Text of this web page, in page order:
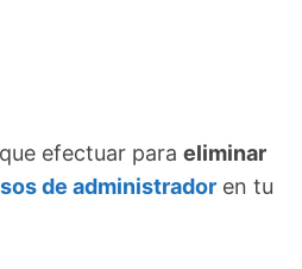
efectuar para eliminar
de administrador en tu